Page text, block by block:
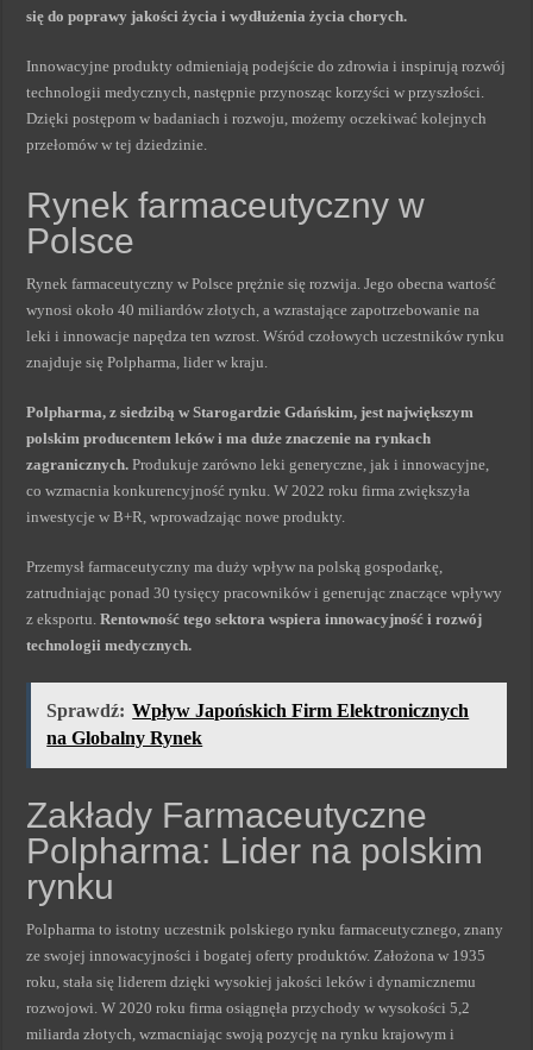
się do poprawy jakości życia i wydłużenia życia chorych.
Innowacyjne produkty odmieniają podejście do zdrowia i inspirują rozwój
technologii medycznych, następnie przynosząc korzyści w przyszłości.
Dzięki postępom w badaniach i rozwoju, możemy oczekiwać kolejnych
przełomów w tej dziedzinie.
Rynek farmaceutyczny w
Polsce
Rynek farmaceutyczny w Polsce prężnie się rozwija. Jego obecna wartość
wynosi około 40 miliardów złotych, a wzrastające zapotrzebowanie na
leki i innowacje napędza ten wzrost. Wśród czołowych uczestników rynku
znajduje się Polpharma, lider w kraju.
Polpharma, z siedzibą w Starogardzie Gdańskim, jest największym
polskim producentem leków i ma duże znaczenie na rynkach
zagranicznych. Produkuje zarówno leki generyczne, jak i innowacyjne,
co wzmacnia konkurencyjność rynku. W 2022 roku firma zwiększyła
inwestycje w B+R, wprowadzając nowe produkty.
Przemysł farmaceutyczny ma duży wpływ na polską gospodarkę,
zatrudniając ponad 30 tysięcy pracowników i generując znaczące wpływy
z eksportu.Rentowność tego sektora wspiera innowacyjność i rozwój
technologii medycznych.
Sprawdź: Wpływ Japońskich Firm Elektronicznych
na Globalny Rynek
Zakłady Farmaceutyczne
Polpharma: Lider na polskim
rynku
Polpharma to istotny uczestnik polskiego rynku farmaceutycznego, znany
ze swojej innowacyjności i bogatej oferty produktów. Założona w 1935
roku, stała się liderem dzięki wysokiej jakości leków i dynamicznemu
rozwojowi. W 2020 roku firma osiągnęła przychody w wysokości 5,2
miliarda złotych, wzmacniając swoją pozycję na rynku krajowym i